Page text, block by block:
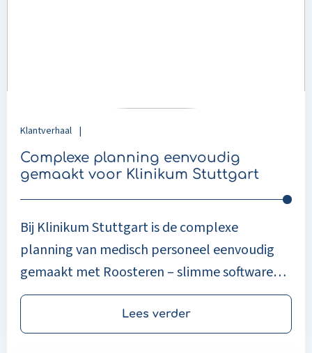
Klantverhaal |
Complexe planning eenvoudig
gemaakt voor Klinikum Stuttgart
Bij Klinikum Stuttgart is de complexe
planning van medisch personeel eenvoudig
gemaakt met Roosteren – slimme software
voor efficiënte en betrouwbare roosters.
Lees verder